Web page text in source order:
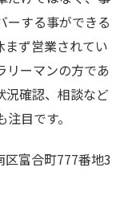
ーする事ができる
まず営業されてい
リーマンの方であ
況確認、相談など
目です。
富合町777番地3